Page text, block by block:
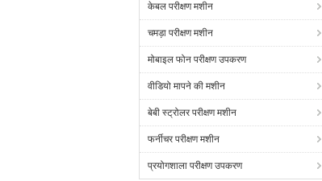
केबल परीक्षण मशीन
चमड़ा परीक्षण मशीन
मोबाइल फोन परीक्षण उपकरण
वीडियो मापने की मशीन
बेबी स्ट्रोलर परीक्षण मशीन
फर्नीचर परीक्षण मशीन
प्रयोगशाला परीक्षण उपकरण